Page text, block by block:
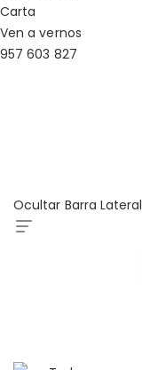
Carta
Ven a vernos
957 603 827
Ocultar Barra Lateral